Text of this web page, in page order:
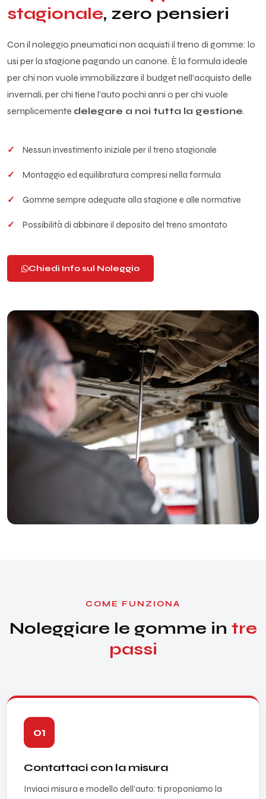
stagionale, zero pensieri
Con il noleggio pneumatici non acquisti il treno di gomme: lo
usi per la stagione pagando un canone. È la formula ideale
per chi non vuole immobilizzare il budget nell'acquisto delle
invernali, per chi tiene l'auto pochi anni o per chi vuole
semplicemente delegare a noi tutta la gestione.
Nessun investimento iniziale per il treno stagionale
Montaggio ed equilibratura compresi nella formula
Gomme sempre adeguate alla stagione e alle normative
Possibilità di abbinare il deposito del treno smontato
Chiedi Info sul Noleggio
COME FUNZIONA
Noleggiare le gomme in tre
passi
01
Contattaci con la misura
Inviaci misura e modello dell'auto: ti proponiamo la